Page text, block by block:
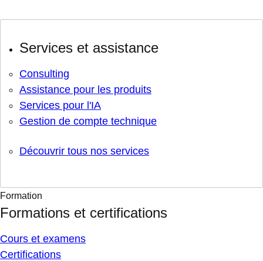
Services et assistance
Consulting
Assistance pour les produits
Services pour l'IA
Gestion de compte technique
Découvrir tous nos services
Formation
Formations et certifications
Cours et examens
Certifications